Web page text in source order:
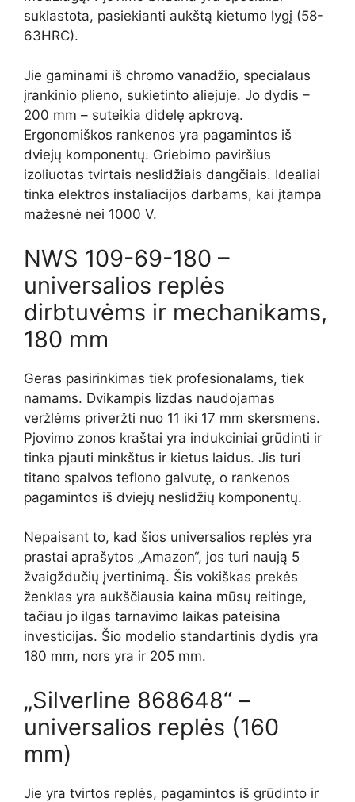
suklastota, pasiekianti aukštą kietumo lygį (58-
63HRC).
Jie gaminami iš chromo vanadžio, specialaus
įrankinio plieno, sukietinto aliejuje. Jo dydis –
200 mm – suteikia didelę apkrovą.
Ergonomiškos rankenos yra pagamintos iš
dviejų komponentų. Griebimo paviršius
izoliuotas tvirtais neslidžiais dangčiais. Idealiai
tinka elektros instaliacijos darbams, kai įtampa
mažesnė nei 1000 V.
NWS 109-69-180 –
universalios replės
dirbtuvėms ir mechanikams,
180 mm
Geras pasirinkimas tiek profesionalams, tiek
namams. Dvikampis lizdas naudojamas
veržlėms priveržti nuo 11 iki 17 mm skersmens.
Pjovimo zonos kraštai yra indukciniai grūdinti ir
tinka pjauti minkštus ir kietus laidus. Jis turi
titano spalvos teflono galvutę, o rankenos
pagamintos iš dviejų neslidžių komponentų.
Nepaisant to, kad šios universalios replės yra
prastai aprašytos „Amazon“, jos turi naują 5
žvaigždučių įvertinimą. Šis vokiškas prekės
ženklas yra aukščiausia kaina mūsų reitinge,
tačiau jo ilgas tarnavimo laikas pateisina
investicijas. Šio modelio standartinis dydis yra
180 mm, nors yra ir 205 mm.
„Silverline 868648“ –
universalios replės (160
mm)
Jie yra tvirtos replės, pagamintos iš grūdinto ir